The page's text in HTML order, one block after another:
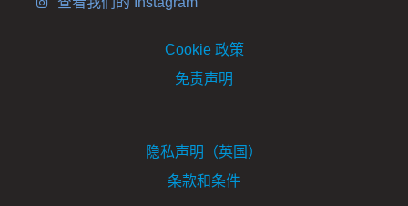
Cookie 政策
免责声明
隐私声明（英国）
条款和条件